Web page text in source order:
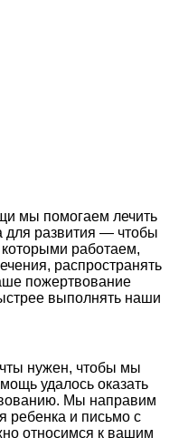
мы помогаем лечить
для развития — чтобы
которыми работаем,
распространять
пожертвование
выполнять наши
нужен, чтобы мы
удалось оказать
Мы направим
ребенка и письмо с
относимся к вашим